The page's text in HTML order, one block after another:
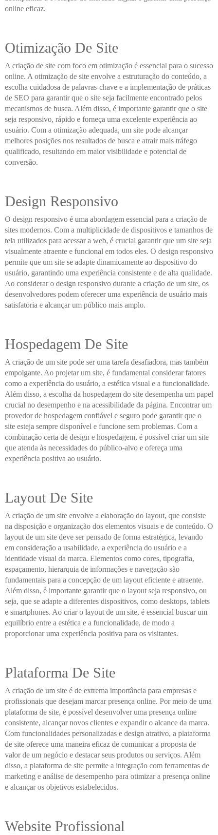
online eficaz.
Otimização De Site
A criação de site com foco em otimização é essencial para o sucesso
online. A otimização de site envolve a estruturação do conteúdo, a
escolha cuidadosa de palavras-chave e a implementação de práticas
de SEO para garantir que o site seja facilmente encontrado pelos
mecanismos de busca. Além disso, é importante garantir que o site
seja responsivo, rápido e forneça uma excelente experiência ao
usuário. Com a otimização adequada, um site pode alcançar
melhores posições nos resultados de busca e atrair mais tráfego
qualificado, resultando em maior visibilidade e potencial de
conversão.
Design Responsivo
O design responsivo é uma abordagem essencial para a criação de
sites modernos. Com a multiplicidade de dispositivos e tamanhos de
tela utilizados para acessar a web, é crucial garantir que um site seja
visualmente atraente e funcional em todos eles. O design responsivo
permite que um site se adapte dinamicamente ao dispositivo do
usuário, garantindo uma experiência consistente e de alta qualidade.
Ao considerar o design responsivo durante a criação de um site, os
desenvolvedores podem oferecer uma experiência de usuário mais
satisfatória e alcançar um público mais amplo.
Hospedagem De Site
A criação de um site pode ser uma tarefa desafiadora, mas também
empolgante. Ao projetar um site, é fundamental considerar fatores
como a experiência do usuário, a estética visual e a funcionalidade.
Além disso, a escolha da hospedagem do site desempenha um papel
crucial no desempenho e na acessibilidade da página. Encontrar um
provedor de hospedagem confiável e seguro pode garantir que o
site esteja sempre disponível e funcione sem problemas. Com a
combinação certa de design e hospedagem, é possível criar um site
que atenda às necessidades do público-alvo e ofereça uma
experiência positiva ao usuário.
Layout De Site
A criação de um site envolve a elaboração do layout, que consiste
na disposição e organização dos elementos visuais e de conteúdo. O
layout de um site deve ser pensado de forma estratégica, levando
em consideração a usabilidade, a experiência do usuário e a
identidade visual da marca. Elementos como cores, tipografia,
espaçamento, hierarquia de informações e navegação são
fundamentais para a concepção de um layout eficiente e atraente.
Além disso, é importante garantir que o layout seja responsivo, ou
seja, que se adapte a diferentes dispositivos, como desktops, tablets
e smartphones. Ao criar o layout de um site, é essencial buscar um
equilíbrio entre a estética e a funcionalidade, de modo a
proporcionar uma experiência positiva para os visitantes.
Plataforma De Site
A criação de um site é de extrema importância para empresas e
profissionais que desejam marcar presença online. Por meio de uma
plataforma de site, é possível desenvolver uma presença online
consistente, alcançar novos clientes e expandir o alcance da marca.
Com funcionalidades personalizadas e design atrativo, a plataforma
de site oferece uma maneira eficaz de comunicar a proposta de
valor de um negócio e destacar seus produtos ou serviços. Além
disso, a plataforma de site permite a integração com ferramentas de
marketing e análise de desempenho para otimizar a presença online
e alcançar os objetivos estabelecidos.
Website Profissional